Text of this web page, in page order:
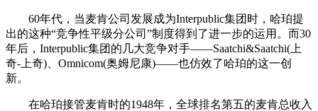
60年代，当麦肯公司发展成为Interpublic集团时，哈珀提
出的这种“竞争性平级分公司”制度得到了进一步的运用。而30
年后，Interpublic集团的几大竞争对手——Saatchi&Saatchi(上
奇-上奇)、Omnicom(奥姆尼康)——也仿效了哈珀的这一创
新。
在哈珀接管麦肯时的1948年，全球排名第五的麦肯总收入